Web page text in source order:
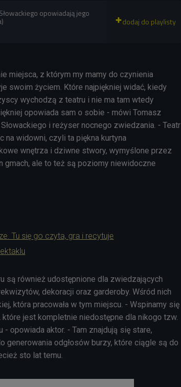
opowiadają jego
miejsca, z którym my mamy do czynienia
swoim życiem. Które najpiękniej widać, kiedy
wychodzą z teatru i nie ma tam wtedy
opowiada sam o sobie - mówi Tomasz
i reżyser nocnego zwiedzania. - Teatr
widowni, czyli ta piękna kurtyna
wnętrza i dziwne stwory, wymyślone przez
gmach, ale to też są poziomy niewidoczne
Tu się go czyta, gra i recytuje
są również udostępnione dla zwiedzających
dekoracji oraz garderoby. Wśród nich
która pracowała w tym miejscu. - Wspinamy się
jest kompletnie niedostępne dla nikogo tzw.
- opowiada aktor. - Tam znajdują się stare,
generowania odgłosów burzy, które ciągle są do
sto lat temu.